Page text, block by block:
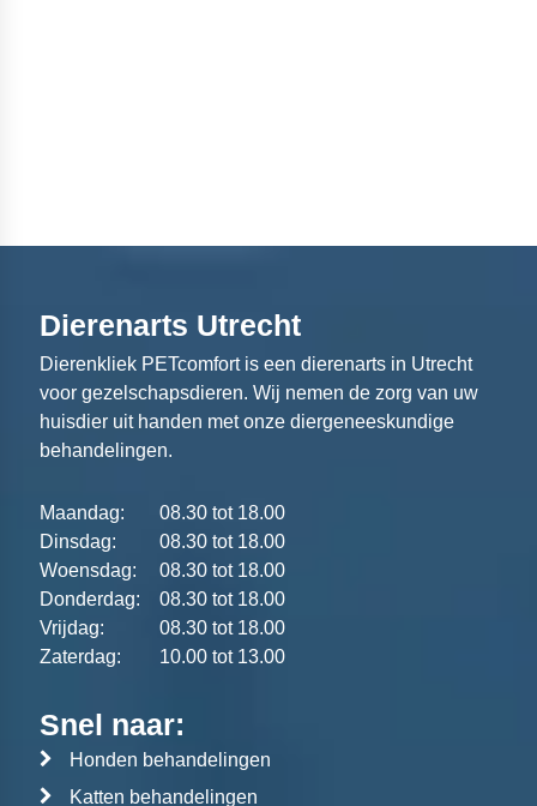
Dierenarts Utrecht
Dierenkliek PETcomfort is een dierenarts in Utrecht
voor gezelschapsdieren. Wij nemen de zorg van uw
huisdier uit handen met onze diergeneeskundige
behandelingen.
Maandag:
08.30 tot 18.00
Dinsdag:
08.30 tot 18.00
Woensdag:
08.30 tot 18.00
Donderdag:
08.30 tot 18.00
Vrijdag:
08.30 tot 18.00
Zaterdag:
10.00 tot 13.00
Snel naar:
Honden behandelingen
Katten behandelingen